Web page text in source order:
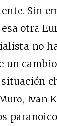
Sin
otra
no
un
Ivan